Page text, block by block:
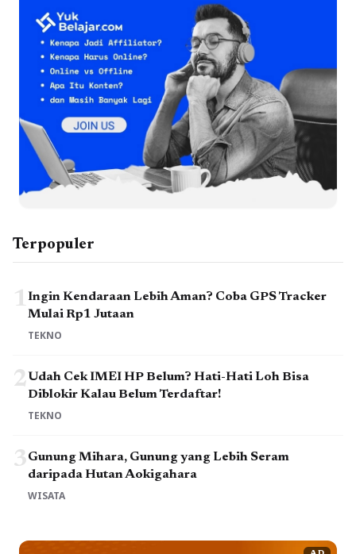
Terpopuler
1Ingin Kendaraan Lebih Aman? Coba GPS Tracker
Mulai Rp1 Jutaan
TEKNO
2Udah Cek IMEI HP Belum? Hati-Hati Loh Bisa
Diblokir Kalau Belum Terdaftar!
TEKNO
3Gunung Mihara, Gunung yang Lebih Seram
daripada Hutan Aokigahara
WISATA